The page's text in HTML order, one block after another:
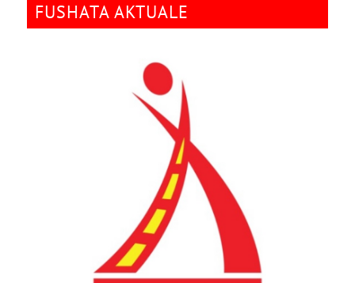
FUSHATA AKTUALE